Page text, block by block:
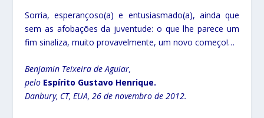
Sorria, esperançoso(a) e entusiasmado(a), ainda que
sem as afobações da juventude: o que lhe parece um
fim sinaliza, muito provavelmente, um novo começo!…
Benjamin Teixeira de Aguiar,
pelo Espírito Gustavo Henrique.
Danbury, CT, EUA, 26 de novembro de 2012.